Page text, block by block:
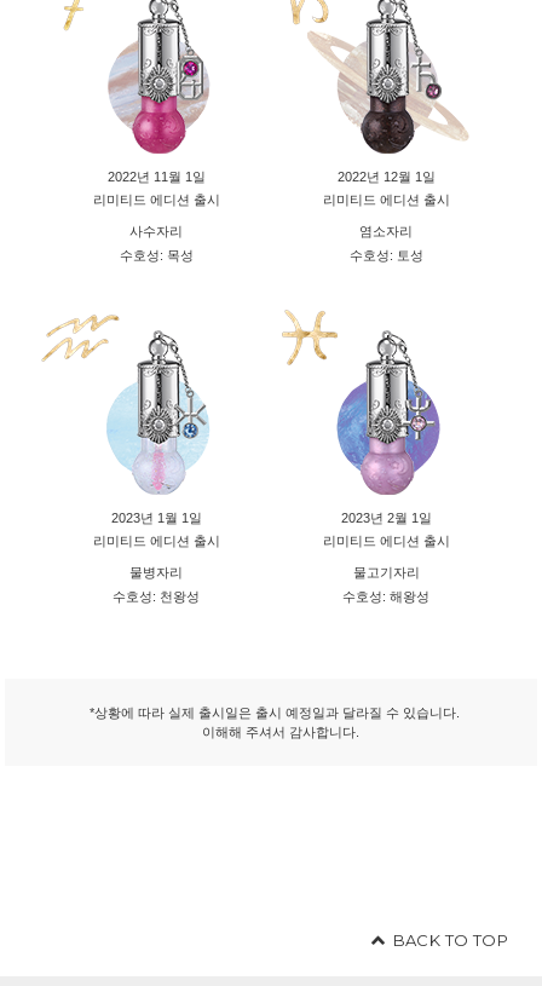
2022년 11월 1일
리미티드 에디션 출시
사수자리
수호성: 목성
2022년 12월 1일
리미티드 에디션 출시
염소자리
수호성: 토성
2023년 1월 1일
리미티드 에디션 출시
물병자리
수호성: 천왕성
2023년 2월 1일
리미티드 에디션 출시
물고기자리
수호성: 해왕성
*상황에 따라 실제 출시일은 출시 예정일과 달라질 수 있습니다.
이해해 주셔서 감사합니다.
BACK TO TOP